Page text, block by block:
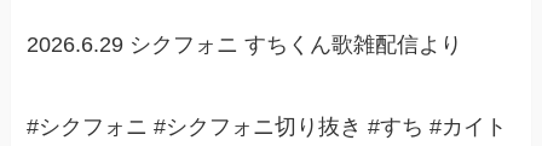
2026.6.29 シクフォニ すちくん歌雑配信より
#シクフォニ #シクフォニ切り抜き #すち #カイト